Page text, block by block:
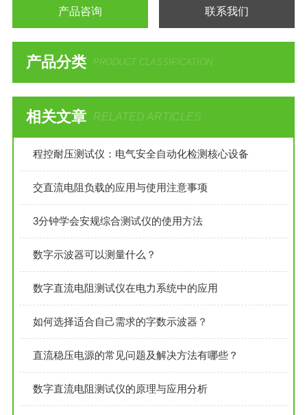
产品咨询 联系我们
产品分类 PRODUCT CLASSIFICATION
相关文章 RELATED ARTICLES
程控耐压测试仪：电气安全自动化检测核心设备
交直流电阻负载的应用与使用注意事项
3分钟学会安规综合测试仪的使用方法
数字示波器可以测量什么？
数字直流电阻测试仪在电力系统中的应用
如何选择适合自己需求的字数示波器？
直流稳压电源的常见问题及解决方法有哪些？
数字直流电阻测试仪的原理与应用分析